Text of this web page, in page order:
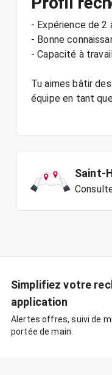
- Expérience de 2
- Bonne
- Capacité à
Tu aimes bâtir
équipe en tant
Saint-
Simplifiez votre
application
Alertes offres, suivi de
portée de main.